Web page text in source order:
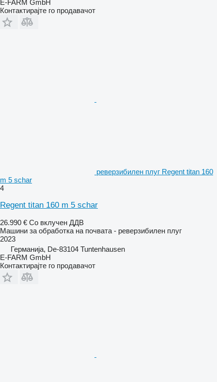
E-FARM GmbH
Контактирајте го продавачот
реверзибилен плуг Regent titan 160
m 5 schar
4
Regent titan 160 m 5 schar
26.990 € Со вклучен ДДВ
Машини за обработка на почвата - реверзибилен плуг
2023
Германија, De-83104 Tuntenhausen
E-FARM GmbH
Контактирајте го продавачот